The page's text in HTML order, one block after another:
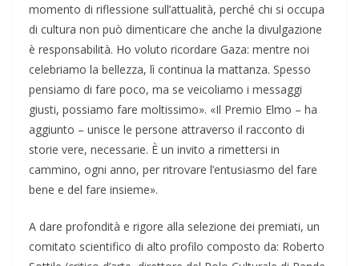
momento di riflessione sull’attualità, perché chi si occupa
di cultura non può dimenticare che anche la divulgazione
è responsabilità. Ho voluto ricordare Gaza: mentre noi
celebriamo la bellezza, lì continua la mattanza. Spesso
pensiamo di fare poco, ma se veicoliamo i messaggi
giusti, possiamo fare moltissimo». «Il Premio Elmo – ha
aggiunto – unisce le persone attraverso il racconto di
storie vere, necessarie. È un invito a rimettersi in
cammino, ogni anno, per ritrovare l’entusiasmo del fare
bene e del fare insieme».
A dare profondità e rigore alla selezione dei premiati, un
comitato scientifico di alto profilo composto da: Roberto